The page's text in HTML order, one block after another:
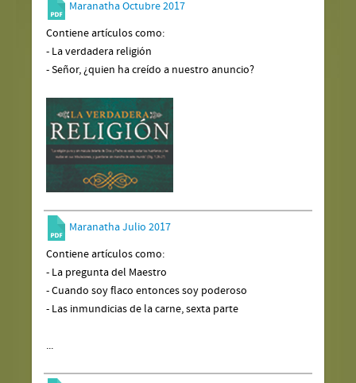
Maranatha Octubre 2017
Contiene artículos como:
- La verdadera religión
- Señor, ¿quien ha creído a nuestro anuncio?
Maranatha Julio 2017
Contiene artículos como:
- La pregunta del Maestro
- Cuando soy flaco entonces soy poderoso
- Las inmundicias de la carne, sexta parte
...